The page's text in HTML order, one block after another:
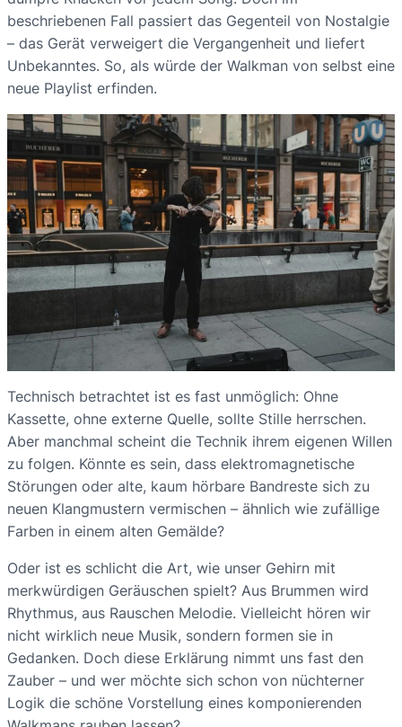
beschriebenen Fall passiert das Gegenteil von Nostalgie
– das Gerät verweigert die Vergangenheit und liefert
Unbekanntes. So, als würde der Walkman von selbst eine
neue Playlist erfinden.
Technisch betrachtet ist es fast unmöglich: Ohne
Kassette, ohne externe Quelle, sollte Stille herrschen.
Aber manchmal scheint die Technik ihrem eigenen Willen
zu folgen. Könnte es sein, dass elektromagnetische
Störungen oder alte, kaum hörbare Bandreste sich zu
neuen Klangmustern vermischen – ähnlich wie zufällige
Farben in einem alten Gemälde?
Oder ist es schlicht die Art, wie unser Gehirn mit
merkwürdigen Geräuschen spielt? Aus Brummen wird
Rhythmus, aus Rauschen Melodie. Vielleicht hören wir
nicht wirklich neue Musik, sondern formen sie in
Gedanken. Doch diese Erklärung nimmt uns fast den
Zauber – und wer möchte sich schon von nüchterner
Logik die schöne Vorstellung eines komponierenden